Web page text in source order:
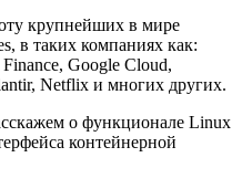
крупнейших в мире
в таких компаниях как:
Google Cloud,
Netflix и многих других.
о функционале Linux
контейнерной